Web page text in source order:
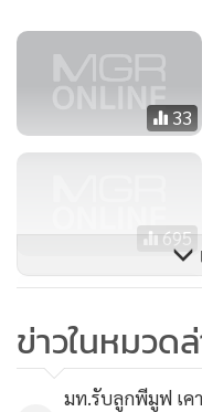
ทางกันอย่างนี้ เพราะฉ
ส่วนใหญ่จะเริ่มจากต้น
ที่ระบาดไปแล้ว อย่างสห
เห็นตัวเลขในทุกประเท
สหรัฐฯ หลักหมื่น ออสเ
คาดว่าวันนี้ที่อัดรายการ
ยอมรับ แต่ว่าความรุนแ
โรคซาร์ส เรื่องไข้หวัด
ใหญ่ปกติด้วยซ้ำ เพียงแต่
หน่อย เท่าที่ดูจากสถิติ
33
695
80
ข่าวในหมวด
มท.รับลูกพีมูฟ เค